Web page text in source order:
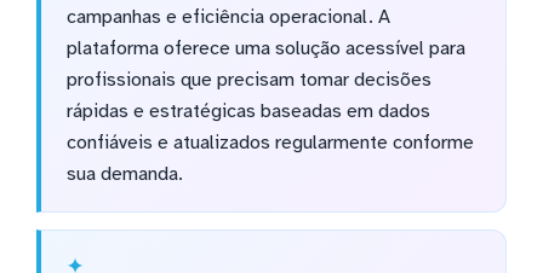
campanhas e eficiência operacional. A
plataforma oferece uma solução acessível para
profissionais que precisam tomar decisões
rápidas e estratégicas baseadas em dados
confiáveis e atualizados regularmente conforme
sua demanda.